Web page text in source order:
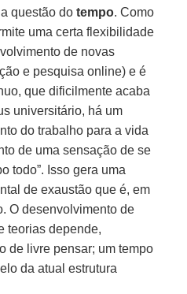
a questão dotempo. Como
uma certa flexibilidade
de novas
e pesquisa online) e é
que dificilmente acaba
universitário, há um
do trabalho para a vida
de uma sensação de se
todo”. Isso gera uma
de exaustão que é, em
O desenvolvimento de
teorias depende,
de livre pensar; um tempo
da atual estrutura